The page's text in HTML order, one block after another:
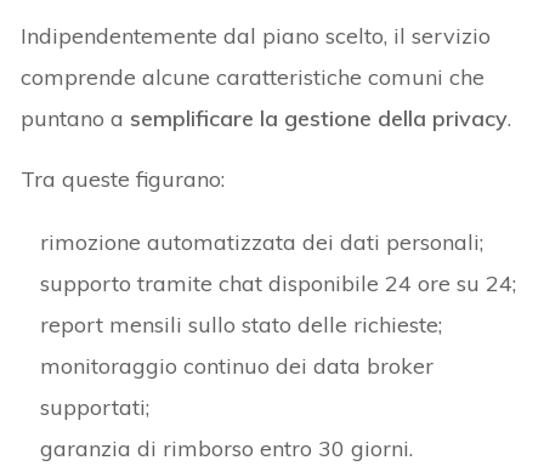
Indipendentemente dal piano scelto, il servizio
comprende alcune caratteristiche comuni che
puntano a semplificare la gestione della privacy.
Tra queste figurano:
rimozione automatizzata dei dati personali;
supporto tramite chat disponibile 24 ore su 24;
report mensili sullo stato delle richieste;
monitoraggio continuo dei data broker
supportati;
garanzia di rimborso entro 30 giorni.